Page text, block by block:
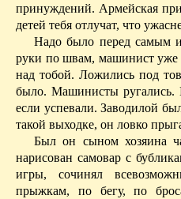
принуждений. Армейская
детей тебя отлучат, что
Надо было перед самым
руки по швам, машинист уже
над тобой. Ложились под
было. Машинисты ругались.
если успевали. Заводилой
такой выходке, он ловко
Был он сыном хозяина
нарисован самовар с
игры, сочинял
прыжкам, по бегу, по